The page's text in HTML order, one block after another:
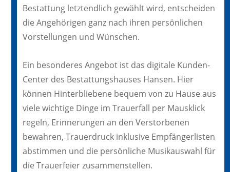
Bestattung letztendlich gewählt wird, entscheiden
die Angehörigen ganz nach ihren persönlichen
Vorstellungen und Wünschen.
Ein besonderes Angebot ist das digitale Kunden-
Center des Bestattungshauses Hansen. Hier
können Hinterbliebene bequem von zu Hause aus
viele wichtige Dinge im Trauerfall per Mausklick
regeln, Erinnerungen an den Verstorbenen
bewahren, Trauerdruck inklusive Empfängerlisten
abstimmen und die persönliche Musikauswahl für
die Trauerfeier zusammenstellen.